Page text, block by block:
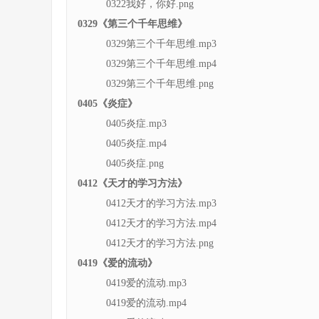
0322我好，你好.png
0329《第三个千年思维》
0329第三个千年思维.mp3
0329第三个千年思维.mp4
0329第三个千年思维.png
0405《炎症》
0405炎症.mp3
0405炎症.mp4
0405炎症.png
0412《天才的学习方法》
0412天才的学习方法.mp3
0412天才的学习方法.mp4
0412天才的学习方法.png
0419《爱的流动》
0419爱的流动.mp3
0419爱的流动.mp4